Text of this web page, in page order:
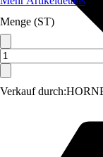
Verkauf durch:
Menge (ST)